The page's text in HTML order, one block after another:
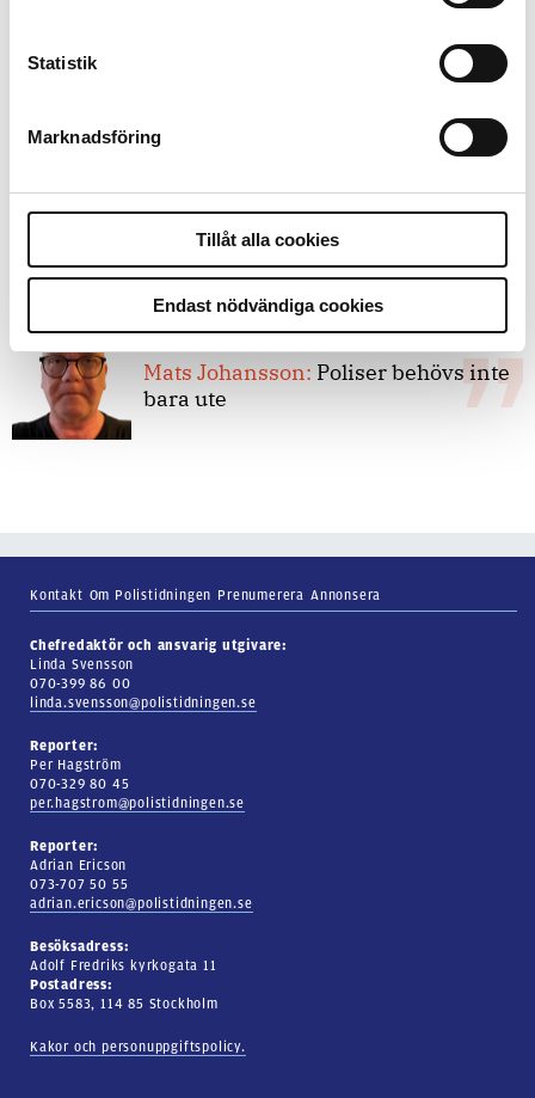
Statistik
Marknadsföring
Tillåt alla cookies
Endast nödvändiga cookies
Det är inte evidenskrav som
Debatt:Med för höga krav på evidens
Mats Johansson: Poliser behövs inte
bara ute
Kontakt Om Polistidningen Prenumerera Annonsera
Chefredaktör och ansvarig utgivare:
Linda Svensson
070-399 86 00
linda.svensson@polistidningen.se
Reporter:
Per Hagström
070-329 80 45
per.hagstrom@polistidningen.se
Reporter:
Adrian Ericson
073-707 50 55
adrian.ericson@polistidningen.se
Besöksadress:
Adolf Fredriks kyrkogata 11
Postadress:
Box 5583, 114 85 Stockholm
Kakor och personuppgiftspolicy.